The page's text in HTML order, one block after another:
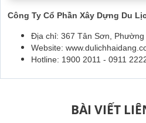
Công Ty Cổ Phần Xây Dựng Du
Địa chỉ: 367 Tân Sơn,
Website:
Hotline: 1900 2011 - 0911
BÀI VIẾT